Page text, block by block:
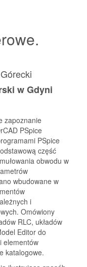
w Gdyni
zapoznanie
PSpice
PSpice
część
obwodu w
wbudowane w
i
Omówiony
RLC, układów
Editor do
elementów
katalogowe.